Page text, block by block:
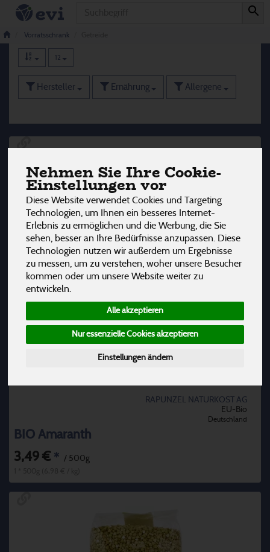
Nehmen Sie Ihre Cookie-
Einstellungen vor
Diese Website verwendet Cookies und Targeting
Technologien, um Ihnen ein besseres Internet-
Erlebnis zu ermöglichen und die Werbung, die Sie
sehen, besser an Ihre Bedürfnisse anzupassen. Diese
Technologien nutzen wir außerdem um Ergebnisse
zu messen, um zu verstehen, woher unsere Besucher
kommen oder um unsere Website weiter zu
entwickeln.
Alle akzeptieren
Nur essenzielle Cookies akzeptieren
Einstellungen ändern
Vorratsschrank
Getreide
12
Hersteller Ernährung Allergene
RAPUNZEL NATURKOST AG
EU-Bio
Deutschland
BIO Amaranth
3,49 € * / 500g